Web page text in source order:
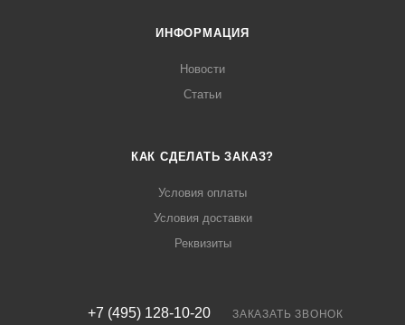
ИНФОРМАЦИЯ
Новости
Статьи
КАК СДЕЛАТЬ ЗАКАЗ?
Условия оплаты
Условия доставки
Реквизиты
+7 (495) 128-10-20 ЗАКАЗАТЬ ЗВОНОК